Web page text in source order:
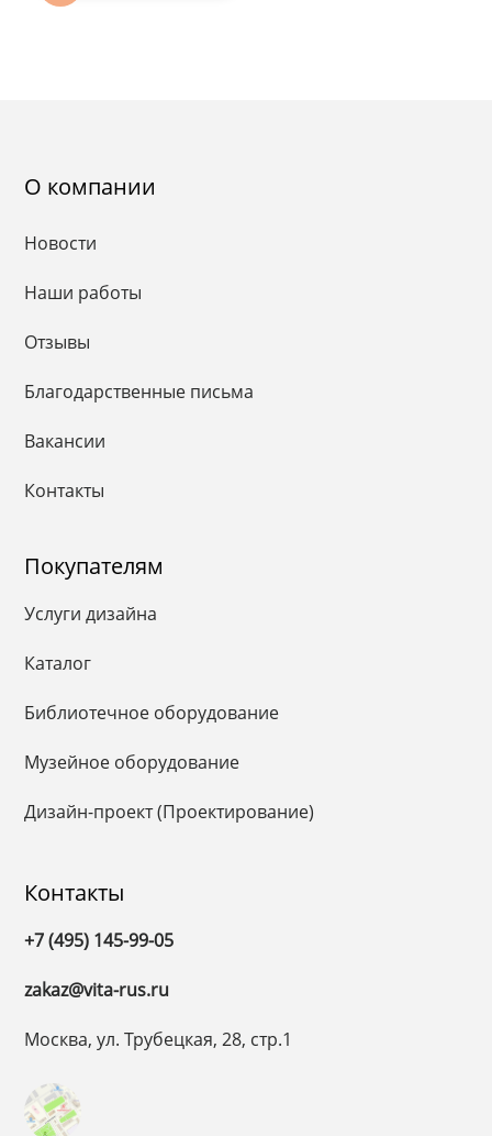
О компании
Новости
Наши работы
Отзывы
Благодарственные письма
Вакансии
Контакты
Покупателям
Услуги дизайна
Каталог
Библиотечное оборудование
Музейное оборудование
Дизайн-проект (Проектирование)
Контакты
+7 (495) 145-99-05
zakaz@vita-rus.ru
Москва, ул. Трубецкая, 28, стр.1